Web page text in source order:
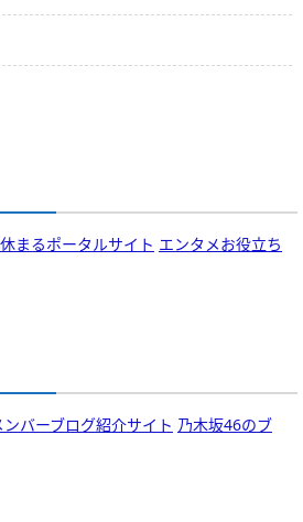
まるポータルサイト エンタメお役立ち
バーブログ紹介サイト 乃木坂46のブ